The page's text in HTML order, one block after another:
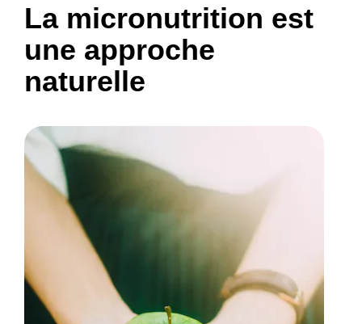
La micronutrition est
une approche
naturelle